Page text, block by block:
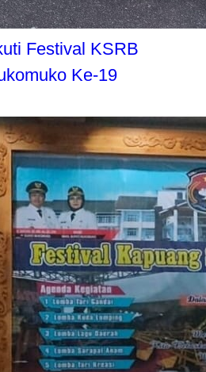
Festival KSRB
Ke-19